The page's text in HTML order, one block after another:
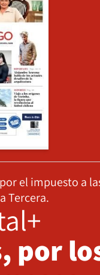
el impuesto a
Tercera.
por